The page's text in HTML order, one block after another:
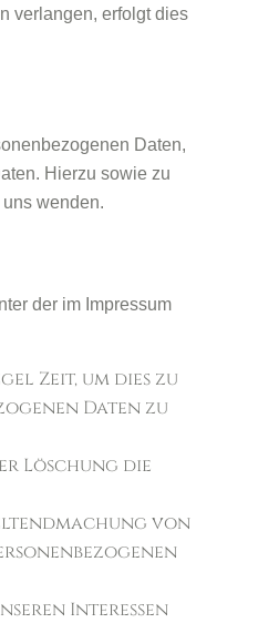
verlangen, erfolgt dies
Daten,
Hierzu sowie zu
wenden.
der im Impressum
Zeit, um dies zu
Daten zu
Löschung die
von
Interessen